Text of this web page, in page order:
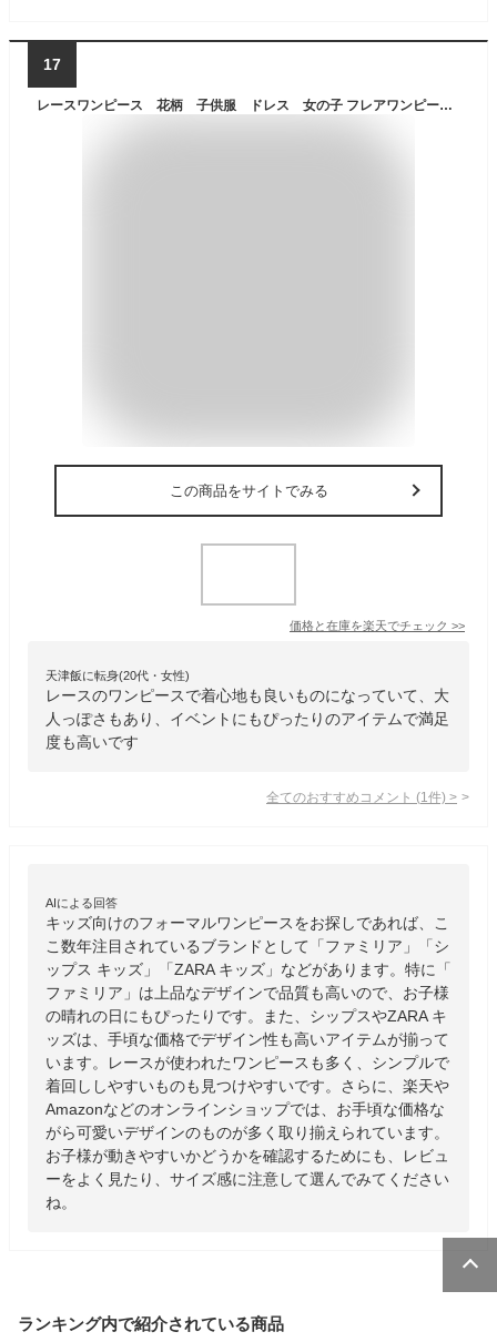
17
レースワンピース 花柄 子供服 ドレス 女の子 フレアワンピース 結婚式 レース フォーマルワンピース 七五三 刺繍 シースルースリーブ チュールドレス ピアノ セレモニー 花柄 レース キッズ ブルー グレー ジュニア ベビー 90cm100cm110cm120cm130cm140cm150cm
この商品をサイトでみる
価格と在庫を楽天でチェック >>
天津飯に転身(20代・女性)
レースのワンピースで着心地も良いものになっていて、大
人っぽさもあり、イベントにもぴったりのアイテムで満足
度も高いです
全てのおすすめコメント (1 件) >
AIによる回答
キッズ向けのフォーマルワンピースをお探しであれば、こ
こ数年注目されているブランドとして「ファミリア」「シ
ップス キッズ」「ZARA キッズ」などがあります。特に「
ファミリア」は上品なデザインで品質も高いので、お子様
の晴れの日にもぴったりです。また、シップスやZARA キ
ッズは、手頃な価格でデザイン性も高いアイテムが揃って
います。レースが使われたワンピースも多く、シンプルで
着回ししやすいものも見つけやすいです。さらに、楽天や
Amazonなどのオンラインショップでは、お手頃な価格な
がら可愛いデザインのものが多く取り揃えられています。
お子様が動きやすいかどうかを確認するためにも、レビュ
ーをよく見たり、サイズ感に注意して選んでみてください
ね。
ランキング内で紹介されている商品